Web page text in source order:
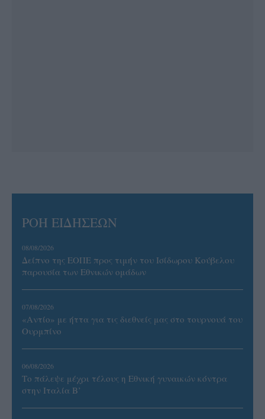
ΡΟΗ ΕΙΔΗΣΕΩΝ
08/08/2026
Δείπνο της ΕΟΠΕ προς τιμήν του Ισίδωρου Κούβελου
παρουσία των Εθνικών ομάδων
07/08/2026
«Αντίο» με ήττα για τις διεθνείς μας στο τουρνουά του
Ουρμπίνο
06/08/2026
Το πάλεψε μέχρι τέλους η Εθνική γυναικών κόντρα
στην Ιταλία Β’